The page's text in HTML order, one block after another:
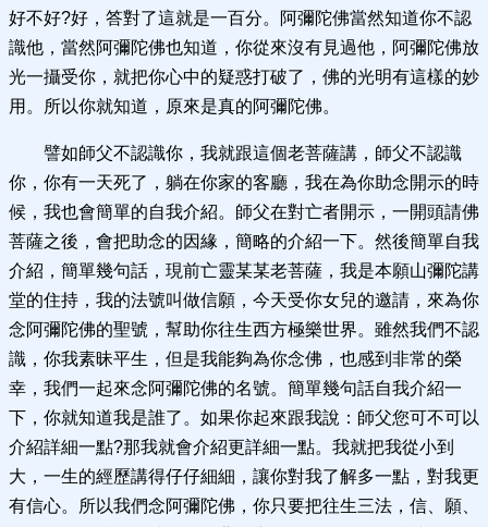
好不好?好，答對了這就是一百分。阿彌陀佛當然知道你不認
識他，當然阿彌陀佛也知道，你從來沒有見過他，阿彌陀佛放
光一攝受你，就把你心中的疑惑打破了，佛的光明有這樣的妙
用。所以你就知道，原來是真的阿彌陀佛。
譬如師父不認識你，我就跟這個老菩薩講，師父不認識
你，你有一天死了，躺在你家的客廳，我在為你助念開示的時
候，我也會簡單的自我介紹。師父在對亡者開示，一開頭請佛
菩薩之後，會把助念的因緣，簡略的介紹一下。然後簡單自我
介紹，簡單幾句話，現前亡靈某某老菩薩，我是本願山彌陀講
堂的住持，我的法號叫做信願，今天受你女兒的邀請，來為你
念阿彌陀佛的聖號，幫助你往生西方極樂世界。雖然我們不認
識，你我素昧平生，但是我能夠為你念佛，也感到非常的榮
幸，我們一起來念阿彌陀佛的名號。簡單幾句話自我介紹一
下，你就知道我是誰了。如果你起來跟我說：師父您可不可以
介紹詳細一點?那我就會介紹更詳細一點。我就把我從小到
大，一生的經歷講得仔仔細細，讓你對我了解多一點，對我更
有信心。所以我們念阿彌陀佛，你只要把往生三法，信、願、